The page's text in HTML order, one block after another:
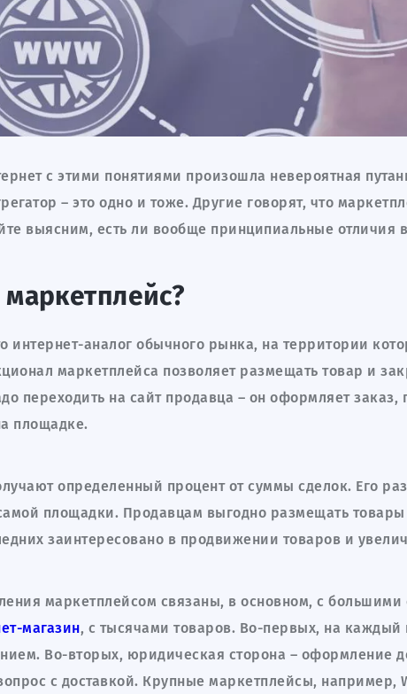
с этими понятиями произошла невероятная
– это одно и тоже. Другие говорят, что
выясним, есть ли вообще принципиальные отличия
интернет-аналог обычного рынка, на территории
маркетплейса позволяет размещать товар и
переходить на сайт продавца – он оформляет заказ,
площадке.
определенный процент от суммы сделок. Его
площадки. Продавцам выгодно размещать товары
заинтересовано в продвижении товаров и
маркетплейсом связаны, в основном, с
магазин, с тысячами товаров. Во-первых, на
Во-вторых, юридическая сторона – оформление
с доставкой. Крупные маркетплейсы, например,